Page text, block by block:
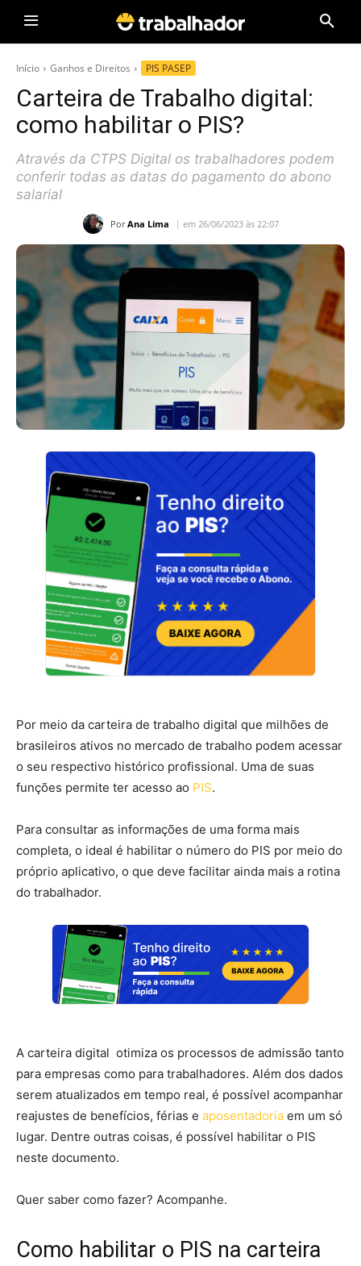
Início Ganhos e Direitos PIS PASEP
Carteira de Trabalho digital:
como habilitar o PIS?
Através da CTPS Digital os trabalhadores podem
conferir todas as datas do pagamento do abono
salarial
Por Ana Lima em 26/06/2023 às 22:07
Por meio da carteira de trabalho digital que milhões de
brasileiros ativos no mercado de trabalho podem acessar
o seu respectivo histórico profissional. Uma de suas
funções permite ter acesso ao PIS.
Para consultar as informações de uma forma mais
completa, o ideal é habilitar o número do PIS por meio do
próprio aplicativo, o que deve facilitar ainda mais a rotina
do trabalhador.
A carteira digital otimiza os processos de admissão tanto
para empresas como para trabalhadores. Além dos dados
serem atualizados em tempo real, é possível acompanhar
reajustes de benefícios, férias e aposentadoria em um só
lugar. Dentre outras coisas, é possível habilitar o PIS
neste documento.
Quer saber como fazer? Acompanhe.
Como habilitar o PIS na carteira